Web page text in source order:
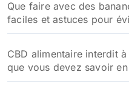
Que faire avec des
faciles et astuces pour
CBD alimentaire interdit
que vous devez savoir